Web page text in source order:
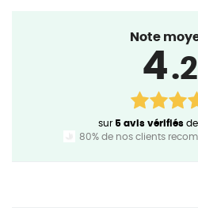
Note
4.2
sur 5 avis vérifiés
80% de nos clients